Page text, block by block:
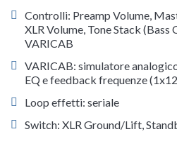
Controlli: Preamp Volume,
XLR Volume, Tone Stack (Bass
VARICAB
VARICAB: simulatore
EQ e feedback frequenze
Loop effetti: seriale
Switch: XLR Ground/Lift,